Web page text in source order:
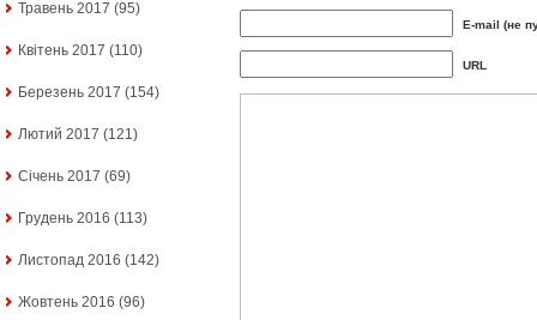
Травень 2017 (95)
Квітень 2017 (110)
Березень 2017 (154)
Лютий 2017 (121)
Січень 2017 (69)
Грудень 2016 (113)
Листопад 2016 (142)
Жовтень 2016 (96)
E-mail (не
URL